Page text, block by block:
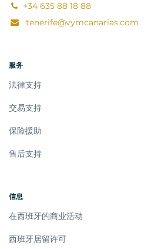
+34 635 88 18 88
tenerife@vymcanarias.com
服务
法律支持
交易支持
保险援助
售后支持
信息
在西班牙的商业活动
西班牙居留许可